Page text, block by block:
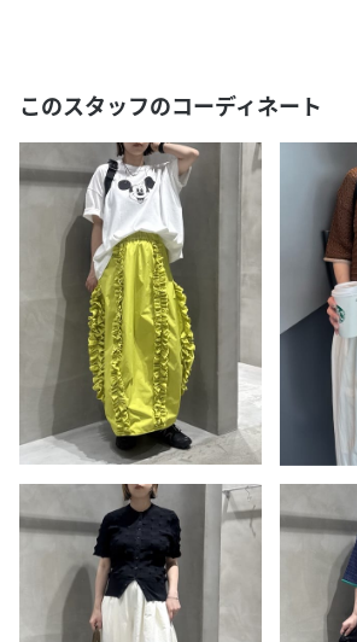
このスタッフのコーディネート